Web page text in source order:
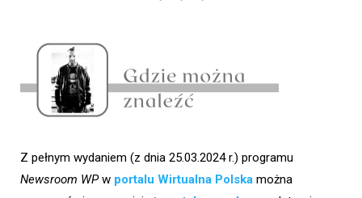
Z pełnym wydaniem (z dnia 25.03.2024 r.) programu
Newsroom WPw portalu Wirtualna Polska można